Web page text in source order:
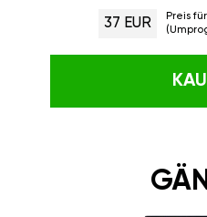
37 EUR
Preis